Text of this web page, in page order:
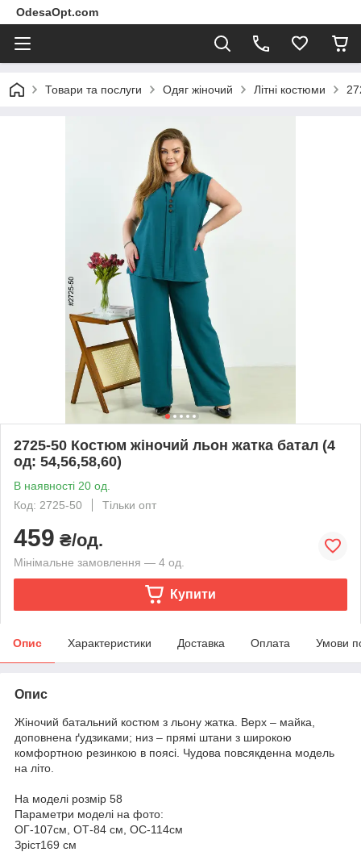
OdesaOpt.com
Товари та послуги Одяг жіночий Літні костюми
2725-50 Костюм жіночий льон жатка батал (4
од: 54,56,58,60)
В наявності 20 од.
Код: 2725-50
Тільки опт
459 ₴/од.
Мінімальне замовлення — 4 од.
Купити
Опис Характеристики Доставка Оплата Умови
Опис
Жіночий батальний костюм з льону жатка. Верх – майка,
доповнена ґудзиками; низ – прямі штани з широкою
комфортною резинкою в поясі. Чудова повсякденна модель
на літо.
На моделі розмір 58
Параметри моделі на фото:
ОГ-107см, ОТ-84 см, ОС-114см
Зріст169 см